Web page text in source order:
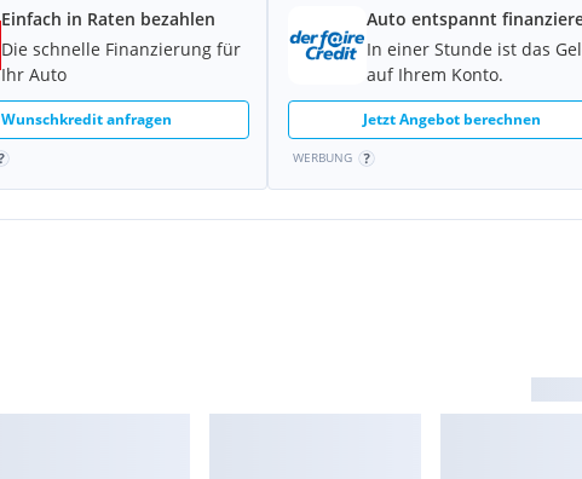
Einfach in Raten bezahlen
Die schnelle Finanzierung für
Ihr Auto
Wunschkredit anfragen
Auto entspannt
In einer Stunde ist das
auf Ihrem Konto.
Jetzt Angebot berechnen
WERBUNG